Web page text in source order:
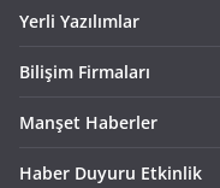
Yerli Yazılımlar
Bilişim Firmaları
Manşet Haberler
Haber Duyuru Etkinlik